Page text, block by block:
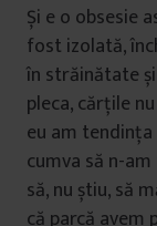
Și e o obsesie
fost izolată,
în străinătate
pleca, cărțile
eu am
cumva să n-
să, nu știu, să